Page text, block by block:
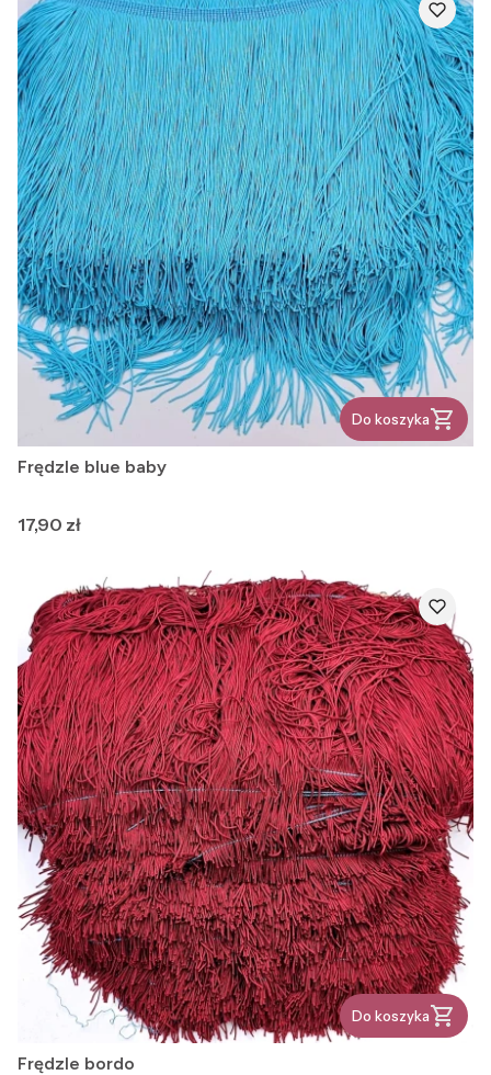
Do koszyka
Frędzle blue baby
Cena
17,90 zł
Do koszyka
Frędzle bordo